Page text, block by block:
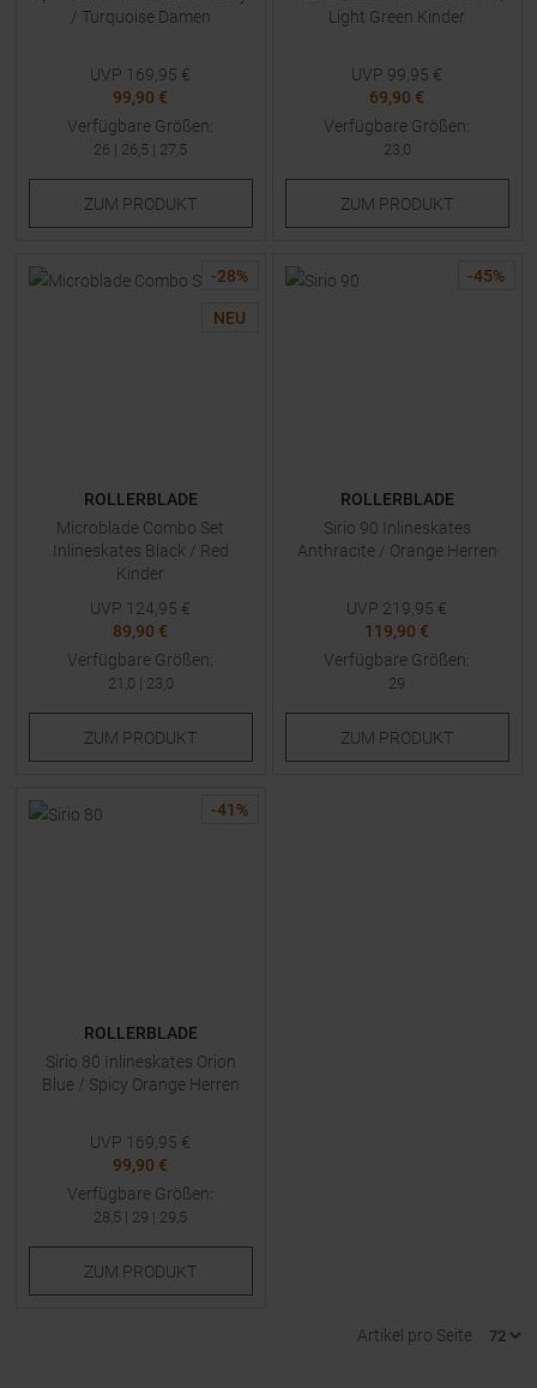
/ Turquoise Damen
UVP 169,95 €
99,90 €
Verfügbare Größen:
26 | 26,5 | 27,5
ZUM PRODUKT
Light Green Kinder
UVP 99,95 €
69,90 €
Verfügbare Größen:
23,0
ZUM PRODUKT
-28%
NEU
ROLLERBLADE
Microblade Combo Set
Inlineskates Black / Red
Kinder
UVP 124,95 €
89,90 €
Verfügbare Größen:
21,0 | 23,0
ZUM PRODUKT
-45%
ROLLERBLADE
Sirio 90 Inlineskates
Anthracite / Orange Herren
UVP 219,95 €
119,90 €
Verfügbare Größen:
29
ZUM PRODUKT
-41 %
ROLLERBLADE
Sirio 80 Inlineskates Orion
Blue / Spicy Orange Herren
UVP 169,95 €
99,90 €
Verfügbare Größen:
28,5 | 29 | 29,5
ZUM PRODUKT
Artikel pro Seite